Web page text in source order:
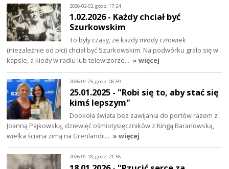
2026-02-02, godz. 17:24
1.02.2026 - Każdy chciał być
Szurkowskim
To były czasy, że każdy młody człowiek
(niezależnie od płci) chciał być Szurkowskim. Na podwórku grało się w
kapsle, a kiedy w radiu lub telewizorze… » więcej
2026-01-25, godz. 08:59
25.01.2025 - "Robi się to, aby stać się
kimś lepszym"
Dookoła świata bez zawijania do portów razem z
Joanną Pajkowską, dziewięć ośmiotysięczników z Kingą Baranowską,
wielka ściana zimą na Grenlandii… » więcej
2026-01-18, godz. 21:58